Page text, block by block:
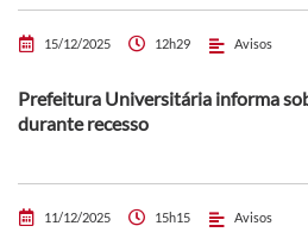
15/12/2025 12h29 Avisos
Prefeitura Universitária informa
durante recesso
11/12/2025 15h15 Avisos